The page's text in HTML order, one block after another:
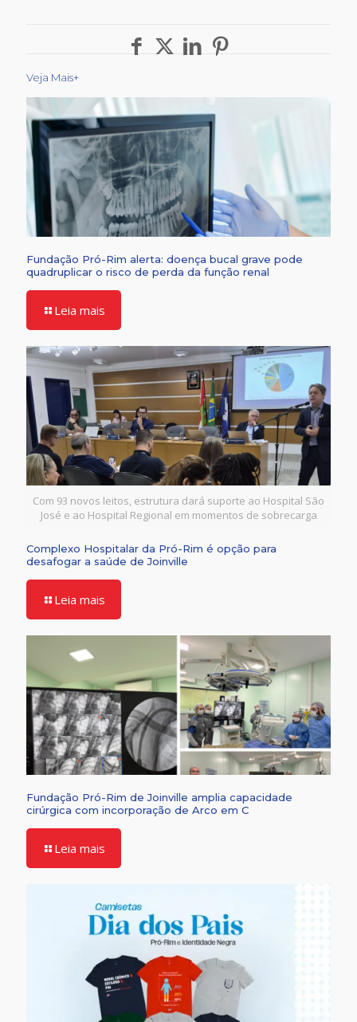
Veja Mais+
Fundação Pró-Rim alerta: doença bucal grave pode
quadruplicar o risco de perda da função renal
Leia mais
Com 93 novos leitos, estrutura dará suporte ao Hospital São
José e ao Hospital Regional em momentos de sobrecarga
Complexo Hospitalar da Pró-Rim é opção para
desafogar a saúde de Joinville
Leia mais
Fundação Pró-Rim de Joinville amplia capacidade
cirúrgica com incorporação de Arco em C
Leia mais